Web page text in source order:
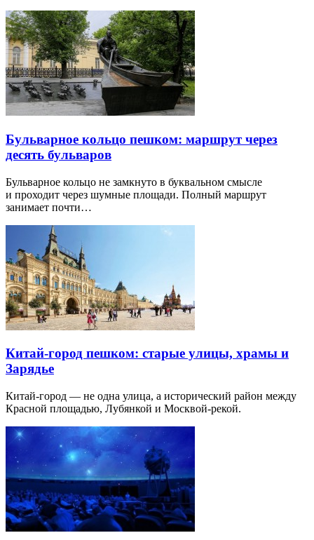
Бульварное кольцо пешком: маршрут через
десять бульваров
Бульварное кольцо не замкнуто в буквальном смысле
и проходит через шумные площади. Полный маршрут
занимает почти…
Китай-город пешком: старые улицы, храмы и
Зарядье
Китай-город — не одна улица, а исторический район между
Красной площадью, Лубянкой и Москвой-рекой.